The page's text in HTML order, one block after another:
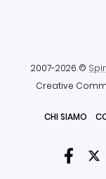
2007-2026 ©
Creative
CHI SIAMO